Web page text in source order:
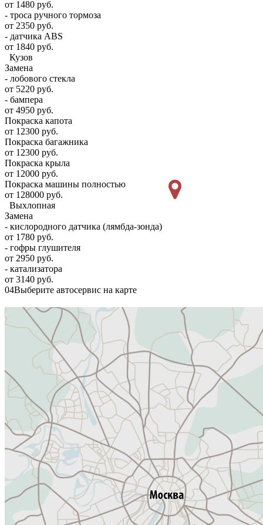
от 1480 руб.
- троса ручного тормоза
от 2350 руб.
- датчика ABS
от 1840 руб.
Кузов
Замена
- лобового стекла
от 5220 руб.
- бампера
от 4950 руб.
Покраска капота
от 12300 руб.
Покраска багажника
от 12300 руб.
Покраска крыла
от 12000 руб.
Покраска машины полностью
от 128000 руб.
Выхлопная
Замена
- кислородного датчика (лямбда-зонда)
от 1780 руб.
- гофры глушителя
от 2950 руб.
- катализатора
от 3140 руб.
04Выберите автосервис на карте